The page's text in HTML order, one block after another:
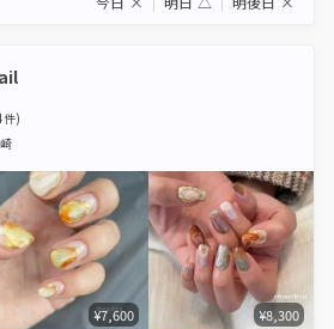
件)
¥7,600 ¥8,300